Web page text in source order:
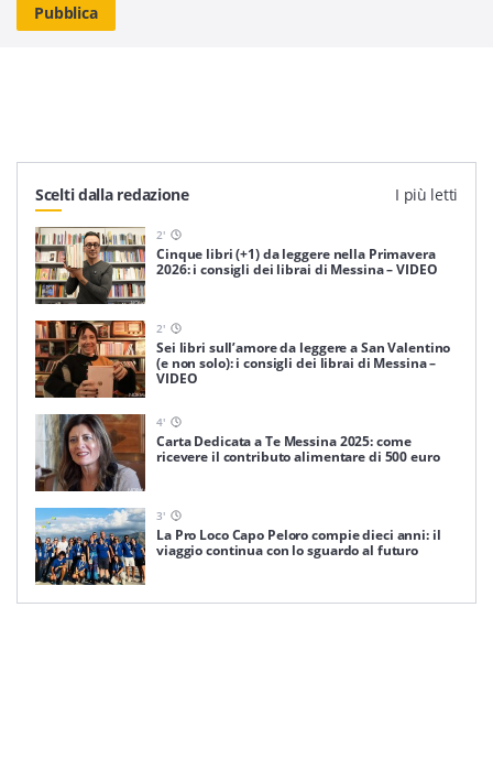
Scelti dalla redazione I più letti
2'
Cinque libri (+1) da leggere nella Primavera
2026: i consigli dei librai di Messina – VIDEO
2'
Sei libri sull’amore da leggere a San Valentino
(e non solo): i consigli dei librai di Messina –
VIDEO
4'
Carta Dedicata a Te Messina 2025: come
ricevere il contributo alimentare di 500 euro
3'
La Pro Loco Capo Peloro compie dieci anni: il
viaggio continua con lo sguardo al futuro